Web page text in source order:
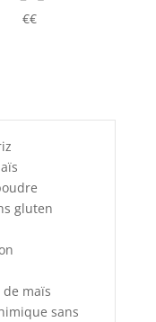
€€
gluten
maïs
sans